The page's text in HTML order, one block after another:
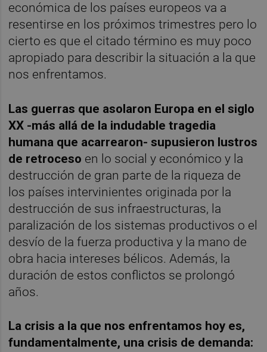
económica de los países europeos va a
resentirse en los próximos trimestres pero lo
cierto es que el citado término es muy poco
apropiado para describir la situación a la que
nos enfrentamos.
Las guerras que asolaron Europa en el siglo
XX -más allá de la indudable tragedia
humana que acarrearon- supusieron lustros
de retroceso en lo social y económico y la
destrucción de gran parte de la riqueza de
los países intervinientes originada por la
destrucción de sus infraestructuras, la
paralización de los sistemas productivos o el
desvío de la fuerza productiva y la mano de
obra hacia intereses bélicos. Además, la
duración de estos conflictos se prolongó
años.
La crisis a la que nos enfrentamos hoy es,
fundamentalmente, una crisis de demanda: